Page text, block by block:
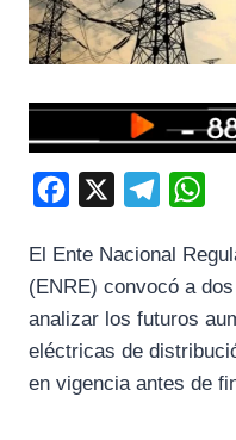
c
e
b
l
e
g
a
t
s
El Ente Nacional
(ENRE) convocó a
analizar los futuros
eléctricas de
en vigencia antes de